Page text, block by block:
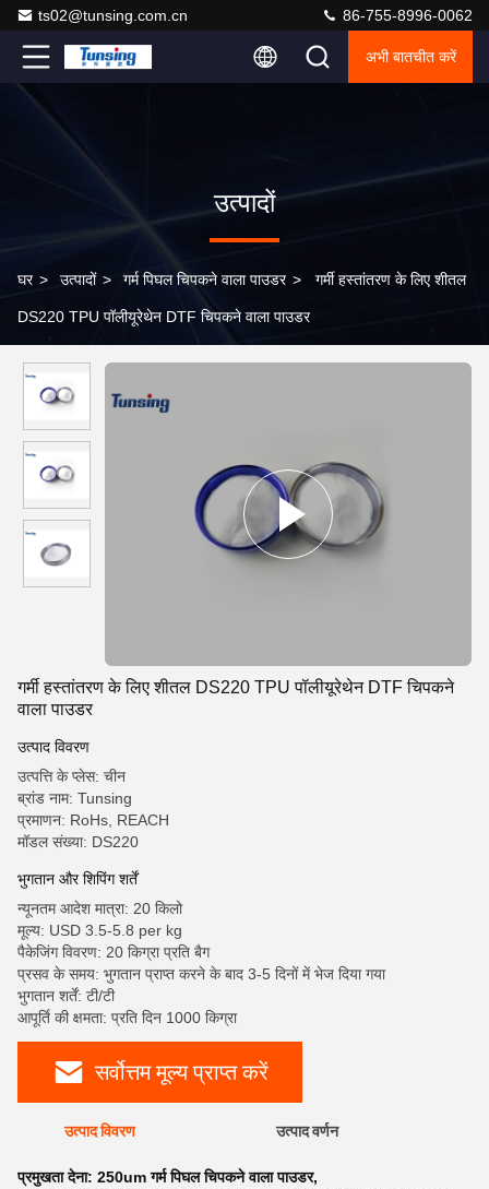
ts02@tunsing.com.cn 86-755-8996-0062
अभी बातचीत करें
उत्पादों
घर > उत्पादों > गर्म पिघल चिपकने वाला पाउडर > गर्मी हस्तांतरण के लिए शीतल
DS220 TPU पॉलीयूरेथेन DTF चिपकने वाला पाउडर
गर्मी हस्तांतरण के लिए शीतल DS220 TPU पॉलीयूरेथेन DTF चिपकने
वाला पाउडर
उत्पाद विवरण
उत्पत्ति के प्लेस: चीन
ब्रांड नाम: Tunsing
प्रमाणन: RoHs, REACH
मॉडल संख्या: DS220
भुगतान और शिपिंग शर्तें
न्यूनतम आदेश मात्रा: 20 किलो
मूल्य: USD 3.5-5.8 per kg
पैकेजिंग विवरण: 20 किग्रा प्रति बैग
प्रसव के समय: भुगतान प्राप्त करने के बाद 3-5 दिनों में भेज दिया गया
भुगतान शर्तें: टी/टी
आपूर्ति की क्षमता: प्रति दिन 1000 किग्रा
सर्वोत्तम मूल्य प्राप्त करें
उत्पाद विवरण उत्पाद वर्णन
प्रमुखता देना: 250um गर्म पिघल चिपकने वाला पाउडर,